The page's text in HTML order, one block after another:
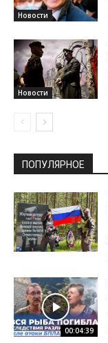
Новости
Новости
ПОПУЛЯРНОЕ
00:04:39